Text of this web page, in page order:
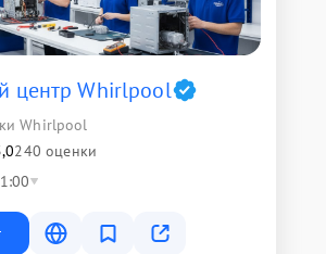
центр Whirlpool
Whirlpool
240 оценки